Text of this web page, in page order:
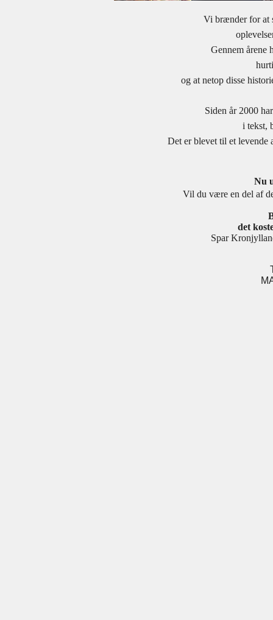
Vi brænder for at
Gennem årene
og at netop disse
Siden år 2000
i tekst,
Det er blevet til et levende
Nu
Vil du være en del af
det
Spar